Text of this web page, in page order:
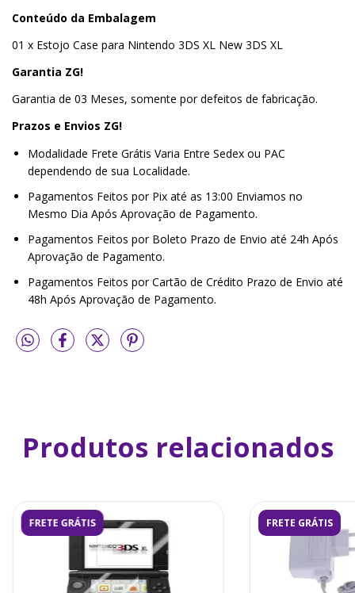
Conteúdo da Embalagem
01 x Estojo Case para Nintendo 3DS XL New 3DS XL
Garantia ZG!
Garantia de 03 Meses, somente por defeitos de fabricação.
Prazos e Envios ZG!
Modalidade Frete Grátis Varia Entre Sedex ou PAC
dependendo de sua Localidade.
Pagamentos Feitos por Pix até as 13:00 Enviamos no
Mesmo Dia Após Aprovação de Pagamento.
Pagamentos Feitos por Boleto Prazo de Envio até 24h Após
Aprovação de Pagamento.
Pagamentos Feitos por Cartão de Crédito Prazo de Envio até
48h Após Aprovação de Pagamento.
Produtos relacionados
FRETE GRÁTIS FRETE GRÁTIS